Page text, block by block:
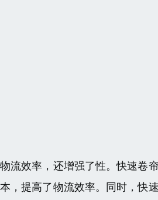
流效率，还增强了性。快速卷
，提高了物流效率。同时，快